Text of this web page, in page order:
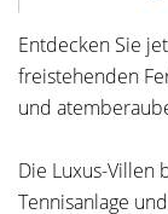
Entdecken Sie
freistehenden
und
Die Luxus-Villen
Tennisanlage